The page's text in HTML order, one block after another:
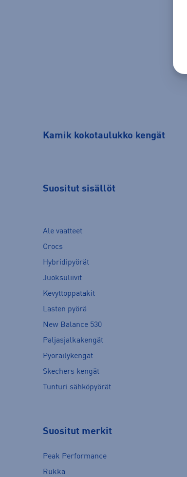
Kamik kokotaulukko kengät
Suositut sisällöt
Ale vaatteet
Crocs
Hybridipyörät
Juoksuliivit
Kevyttoppatakit
Lasten pyörä
New Balance 530
Paljasjalkakengät
Pyöräilykengät
Skechers kengät
Tunturi sähköpyörät
Suositut merkit
Peak Performance
Rukka